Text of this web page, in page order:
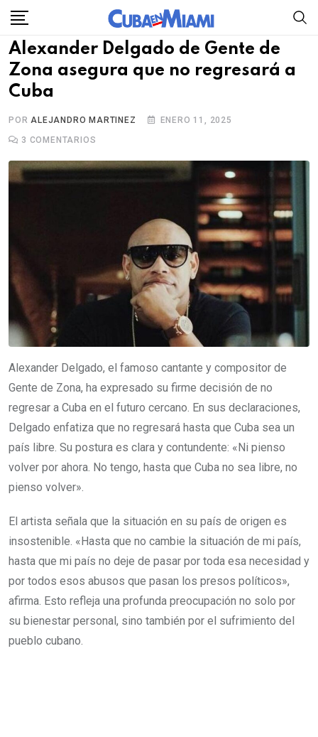
Skip
content
Alexander Delgado de Gente de
Zona asegura que no regresará a
Cuba
PORALEJANDRO MARTINEZ
ENERO 11, 2025
3 COMENTARIOS
Alexander Delgado, el famoso cantante y compositor de
Gente de Zona, ha expresado su firme decisión de no
regresar a Cuba en el futuro cercano. En sus declaraciones,
Delgado enfatiza que no regresará hasta que Cuba sea un
país libre. Su postura es clara y contundente: «Ni pienso
volver por ahora. No tengo, hasta que Cuba no sea libre, no
pienso volver».
El artista señala que la situación en su país de origen es
insostenible. «Hasta que no cambie la situación de mi país,
hasta que mi país no deje de pasar por toda esa necesidad y
por todos esos abusos que pasan los presos políticos»,
afirma. Esto refleja una profunda preocupación no solo por
su bienestar personal, sino también por el sufrimiento del
pueblo cubano.